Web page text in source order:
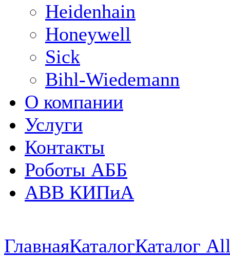
Heidenhain
Honeywell
Sick
Bihl-Wiedemann
О компании
Услуги
Контакты
Роботы АББ
ABB КИПиА
ГлавнаяКаталогКаталог